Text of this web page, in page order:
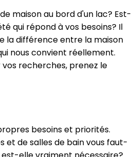
maison au bord d'un lac? Est-
qui répond à vos besoins? Il
la différence entre la maison
nous convient réellement.
recherches, prenez le
besoins et priorités.
et de salles de bain vous faut-